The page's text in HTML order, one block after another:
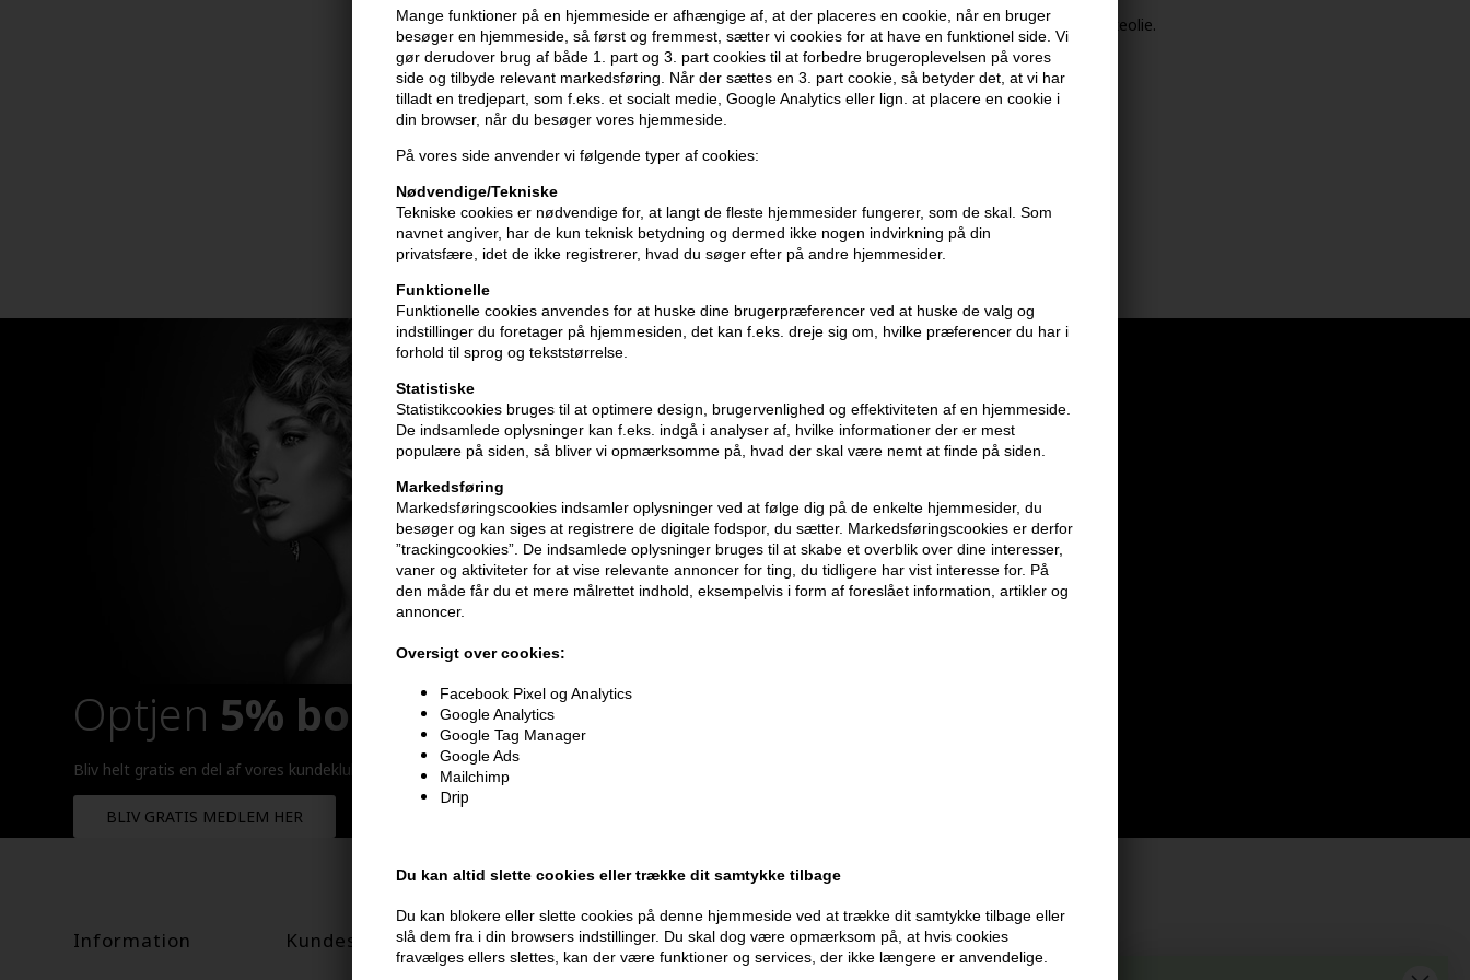
Mange funktioner på en hjemmeside er afhængige af, at der placeres en cookie, når en bruger
besøger en hjemmeside, så først og fremmest, sætter vi cookies for at have en funktionel side. Vi
gør derudover brug af både 1. part og 3. part cookies til at forbedre brugeroplevelsen på vores
side og tilbyde relevant markedsføring. Når der sættes en 3. part cookie, så betyder det, at vi har
tilladt en tredjepart, som f.eks. et socialt medie, Google Analytics eller lign. at placere en cookie i
din browser, når du besøger vores hjemmeside.
På vores side anvender vi følgende typer af cookies:
Nødvendige/Tekniske
Tekniske cookies er nødvendige for, at langt de fleste hjemmesider fungerer, som de skal. Som
navnet angiver, har de kun teknisk betydning og dermed ikke nogen indvirkning på din
privatsfære, idet de ikke registrerer, hvad du søger efter på andre hjemmesider.
Funktionelle
Funktionelle cookies anvendes for at huske dine brugerpræferencer ved at huske de valg og
indstillinger du foretager på hjemmesiden, det kan f.eks. dreje sig om, hvilke præferencer du har i
forhold til sprog og tekststørrelse.
Statistiske
Statistikcookies bruges til at optimere design, brugervenlighed og effektiviteten af en hjemmeside.
De indsamlede oplysninger kan f.eks. indgå i analyser af, hvilke informationer der er mest
populære på siden, så bliver vi opmærksomme på, hvad der skal være nemt at finde på siden.
Markedsføring
Markedsføringscookies indsamler oplysninger ved at følge dig på de enkelte hjemmesider, du
besøger og kan siges at registrere de digitale fodspor, du sætter. Markedsføringscookies er derfor
”trackingcookies”. De indsamlede oplysninger bruges til at skabe et overblik over dine interesser,
vaner og aktiviteter for at vise relevante annoncer for ting, du tidligere har vist interesse for. På
den måde får du et mere målrettet indhold, eksempelvis i form af foreslået information, artikler og
annoncer.
Oversigt over cookies:
Facebook Pixel og Analytics
Google Analytics
Google Tag Manager
Google Ads
Mailchimp
Drip
Du kan altid slette cookies eller trække dit samtykke tilbage
Du kan blokere eller slette cookies på denne hjemmeside ved at trække dit samtykke tilbage eller
slå dem fra i din browsers indstillinger. Du skal dog være opmærksom på, at hvis cookies
fravælges ellers slettes, kan der være funktioner og services, der ikke længere er anvendelige.
Balsammen er beriget med argan olie, jojobaolie og solsikkeolie.
Anvendelse
- Ryst flasken inden brug
- Skal ikke skylles ud
Størrelse: 200ml
Ice Cream shampoo mm
Optjen 5% bonuskronerpå hele din ordre
Bliv helt gratis en del af vores kundeklub og optjen rabatter når du handler
BLIV GRATIS MEDLEM HER
Information Kundeservice Modtag tilbud mm Husk at vi har